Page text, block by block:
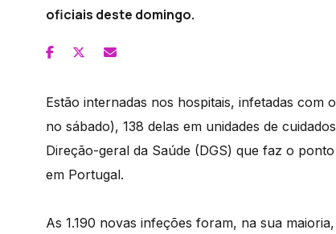
oficiais deste domingo.
Estão internadas nos hospitais, infetadas com
no sábado), 138 delas em unidades de
Direção-geral da Saúde (DGS) que faz o
em Portugal.
As 1.190 novas infeções foram, na sua